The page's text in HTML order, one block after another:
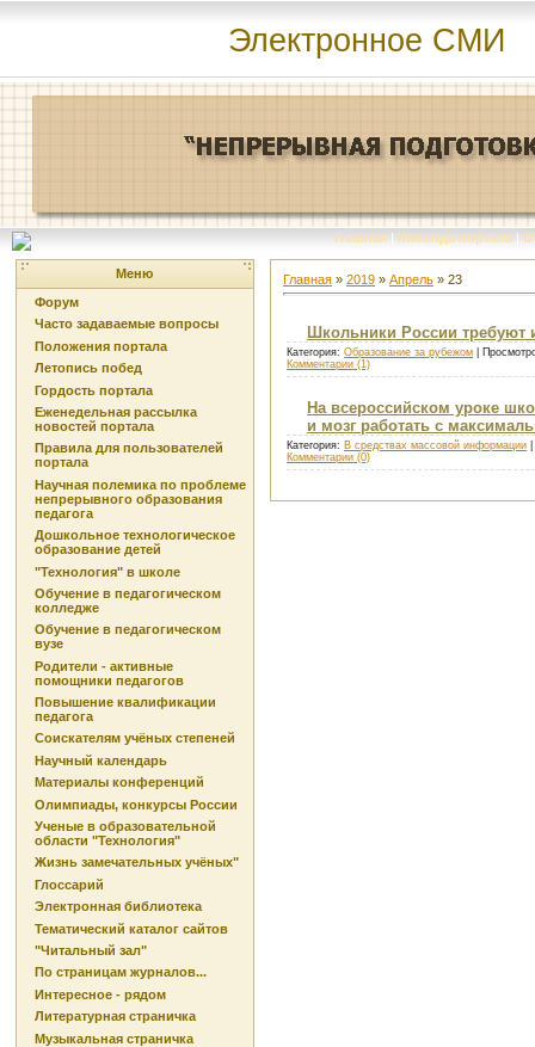
Электронное СМИ
Главная | Команда портала | О
Меню
Форум
Часто задаваемые вопросы
Положения портала
Летопись побед
Гордость портала
Еженедельная рассылка
новостей портала
Правила для пользователей
портала
Научная полемика по проблеме
непрерывного образования
педагога
Дошкольное технологическое
образование детей
"Технология" в школе
Обучение в педагогическом
колледже
Обучение в педагогическом
вузе
Родители - активные
помощники педагогов
Повышение квалификации
педагога
Соискателям учёных степеней
Научный календарь
Материалы конференций
Олимпиады, конкурсы России
Ученые в образовательной
области "Технология"
Жизнь замечательных учёных"
Глоссарий
Электронная библиотека
Тематический каталог сайтов
"Читальный зал"
По страницам журналов...
Интересное - рядом
Литературная страничка
Музыкальная страничка
Главная » 2019 » Апрель » 23
Школьники России требуют
Категория: Образование за рубежом |
Комментарии (1)
На всероссийском уроке
и мозг работать с
Категория: В средствах массовой информации
Комментарии (0)